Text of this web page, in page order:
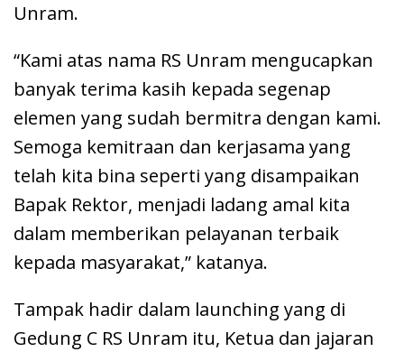
Unram.
“Kami atas nama RS Unram mengucapkan
banyak terima kasih kepada segenap
elemen yang sudah bermitra dengan kami.
Semoga kemitraan dan kerjasama yang
telah kita bina seperti yang disampaikan
Bapak Rektor, menjadi ladang amal kita
dalam memberikan pelayanan terbaik
kepada masyarakat,” katanya.
Tampak hadir dalam launching yang di
Gedung C RS Unram itu, Ketua dan jajaran